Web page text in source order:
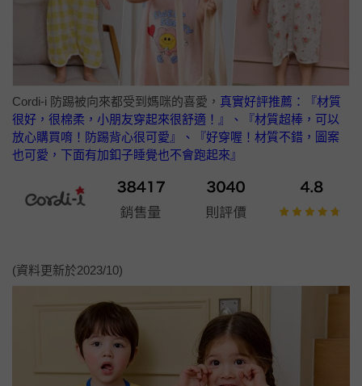
Cordi-i 防踢被向來都受到媽咪的喜愛， 真實好評推薦：『材質
很好，很棉柔，小朋友穿起來很舒適！』、『材質超棒，可以
放心購買唷！防踢背心很可愛』、『好穿喔！材質不錯，圖案
也可愛，下面有加釦子睡覺也不會跑起來』
(資料更新於2023/10)